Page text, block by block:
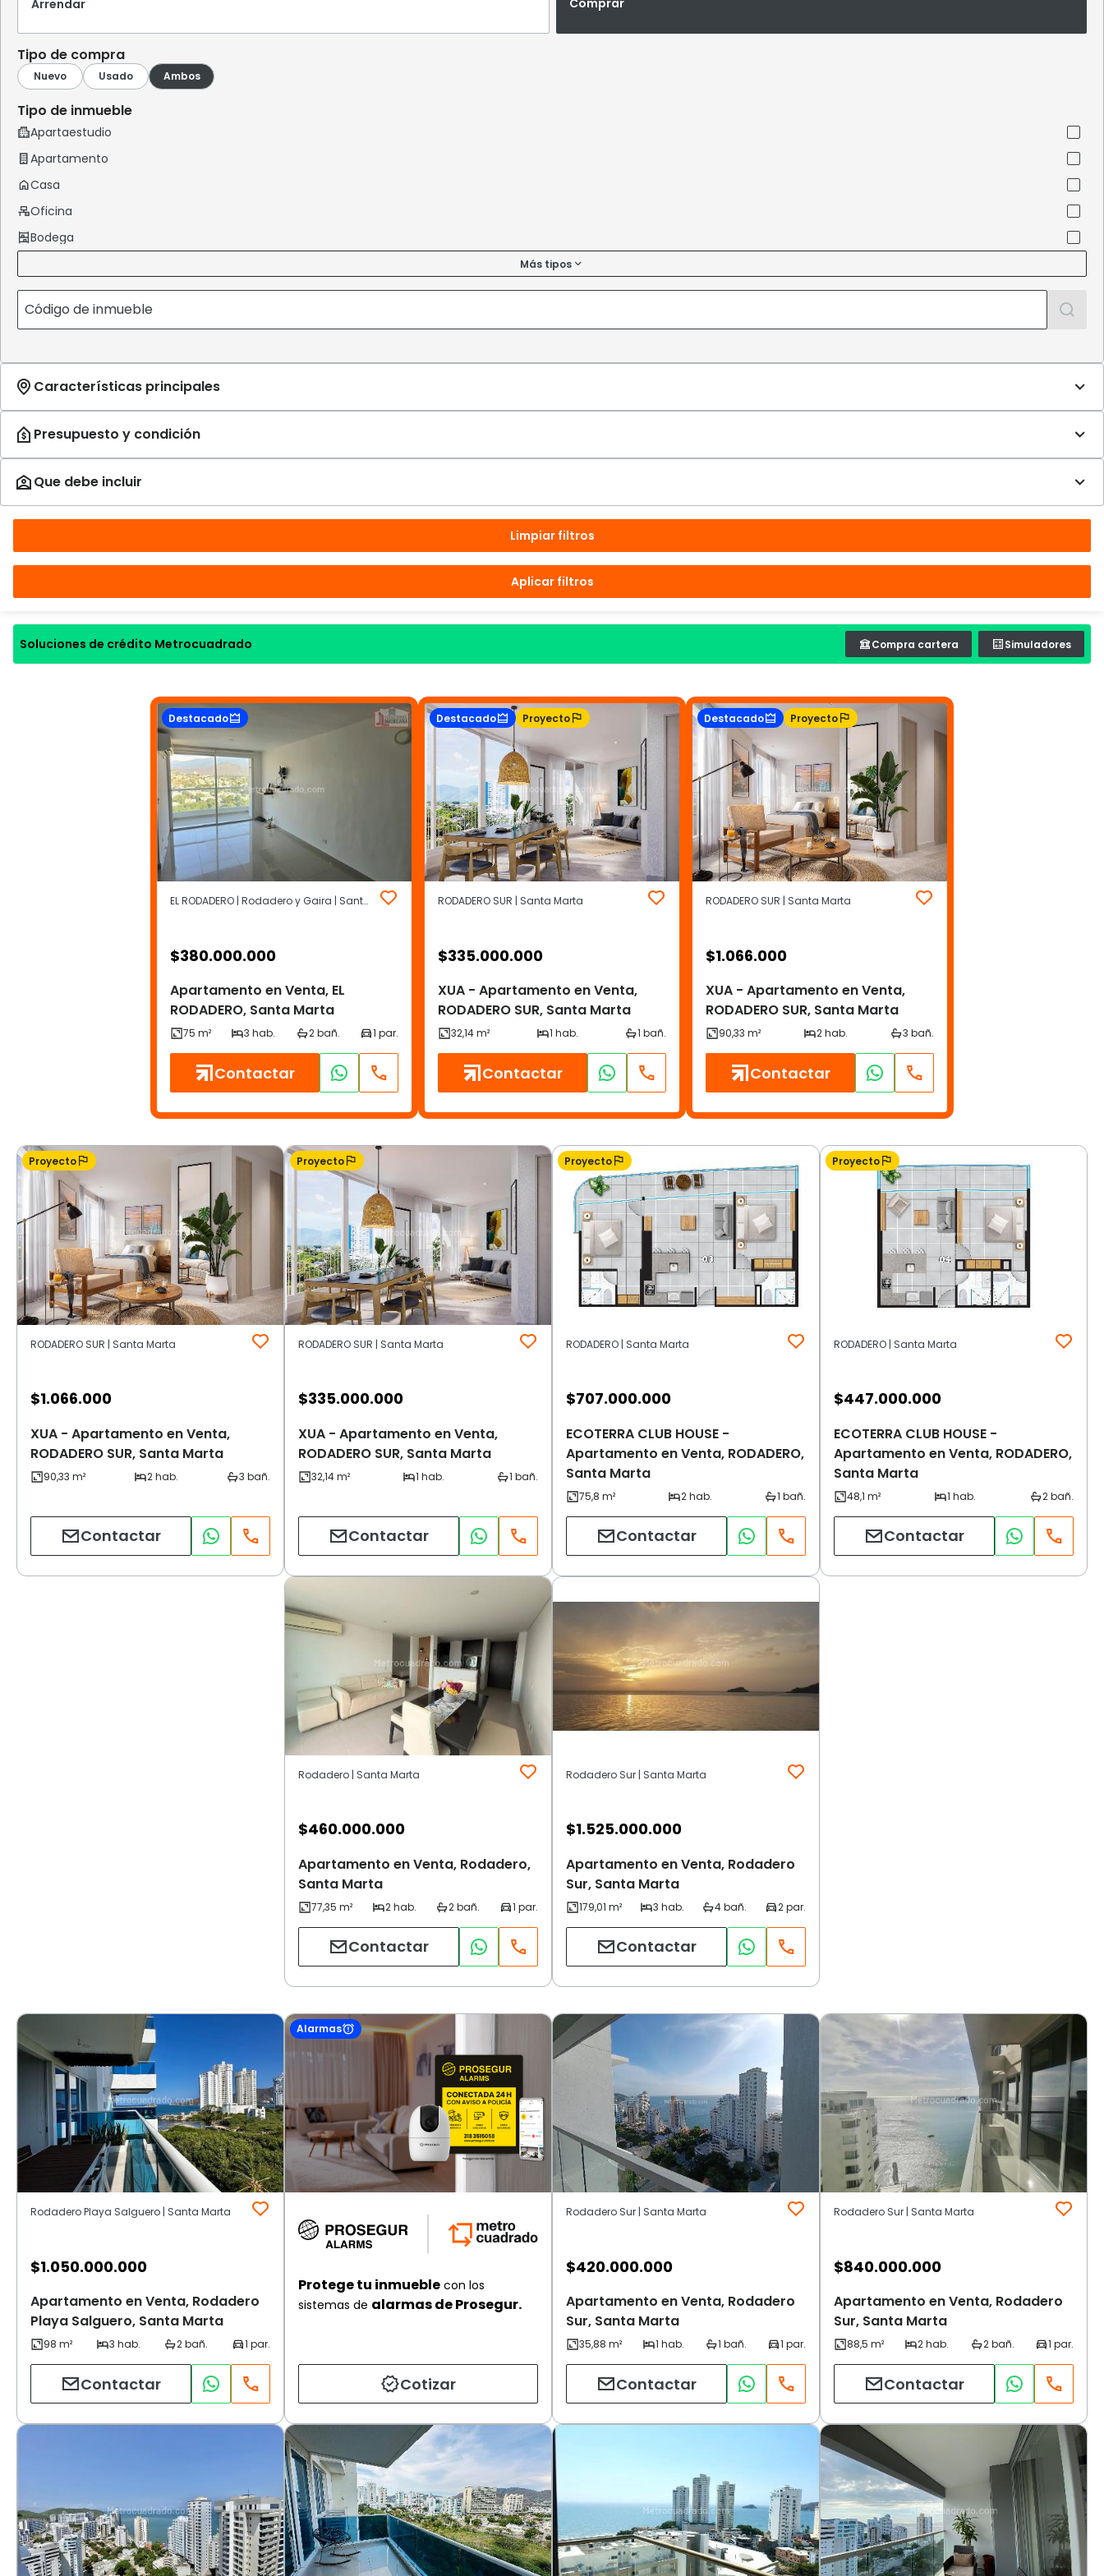
Arrendar Comprar
Tipo de compra
Tipo de inmueble
Más tipos
Limpiar filtros
Aplicar filtros
Soluciones de crédito Metrocuadrado Compra cartera Simuladores
Destacado
EL RODADERO | Rodadero y Gaira | Santa Marta
$380.000.000
Apartamento en Venta, EL
RODADERO, Santa Marta
Contactar
Destacado Proyecto
RODADERO SUR | Santa Marta
$335.000.000
XUA - Apartamento en Venta,
RODADERO SUR, Santa Marta
Contactar
Destacado Proyecto
RODADERO SUR | Santa Marta
$1.066.000
XUA - Apartamento en Venta,
RODADERO SUR, Santa Marta
Contactar
Proyecto
RODADERO SUR | Santa Marta
$1.066.000
XUA - Apartamento en Venta,
RODADERO SUR, Santa Marta
Contactar
Proyecto
RODADERO SUR | Santa Marta
$335.000.000
XUA - Apartamento en Venta,
RODADERO SUR, Santa Marta
Contactar
Proyecto
RODADERO | Santa Marta
$707.000.000
ECOTERRA CLUB HOUSE -
Apartamento en Venta, RODADERO,
Santa Marta
Contactar
Proyecto
RODADERO | Santa Marta
$447.000.000
ECOTERRA CLUB HOUSE -
Apartamento en Venta, RODADERO,
Santa Marta
Contactar
Rodadero | Santa Marta
$460.000.000
Apartamento en Venta, Rodadero,
Santa Marta
Contactar
Rodadero Sur | Santa Marta
$1.525.000.000
Apartamento en Venta, Rodadero
Sur, Santa Marta
Contactar
Rodadero Playa Salguero | Santa Marta
$1.050.000.000
Apartamento en Venta, Rodadero
Playa Salguero, Santa Marta
Contactar
Alarmas
Protege tu inmueble con los
sistemas de alarmas de Prosegur.
Cotizar
Rodadero Sur | Santa Marta
$420.000.000
Apartamento en Venta, Rodadero
Sur, Santa Marta
Contactar
Rodadero Sur | Santa Marta
$840.000.000
Apartamento en Venta, Rodadero
Sur, Santa Marta
Contactar